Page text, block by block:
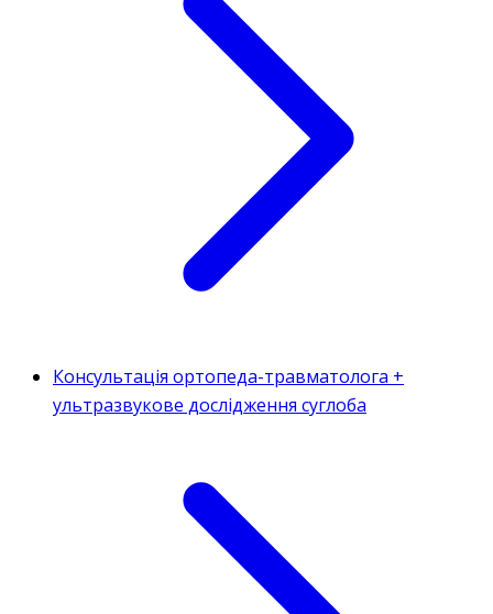
Консультація ортопеда-травматолога +
ультразвукове дослідження суглоба